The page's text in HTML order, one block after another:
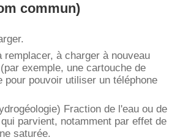
commun)
remplacer, à charger à nouveau
exemple, une cartouche de
pour pouvoir utiliser un téléphone
Fraction de l'eau ou de
parvient, notamment par effet de
saturée.